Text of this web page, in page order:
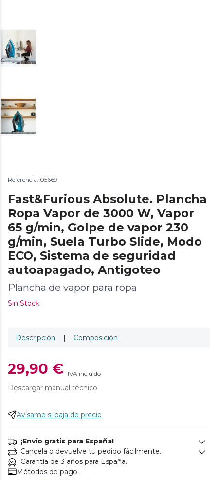
Referencia: 05669
Fast&Furious Absolute. Plancha
Ropa Vapor de 3000 W, Vapor
65 g/min, Golpe de vapor 230
g/min, Suela Turbo Slide, Modo
ECO, Sistema de seguridad
autoapagado, Antigoteo
Plancha de vapor para ropa
Sin Stock
Descripción | Composición
29,90 € IVA incluido
Descargar manual técnico
Avísame si baja de precio
¡Envío gratis para España!
Cancela o devuelve tu pedido fácilmente.
Garantía de 3 años para España.
Métodos de pago.